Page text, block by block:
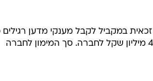
במקביל לקבל מענקי מדען רגילים
עוד לא החזירה את ההלוואה. גובה ההלוואה יהיה עד 4 מיליון שקל לחברה. סך המימון לחברה